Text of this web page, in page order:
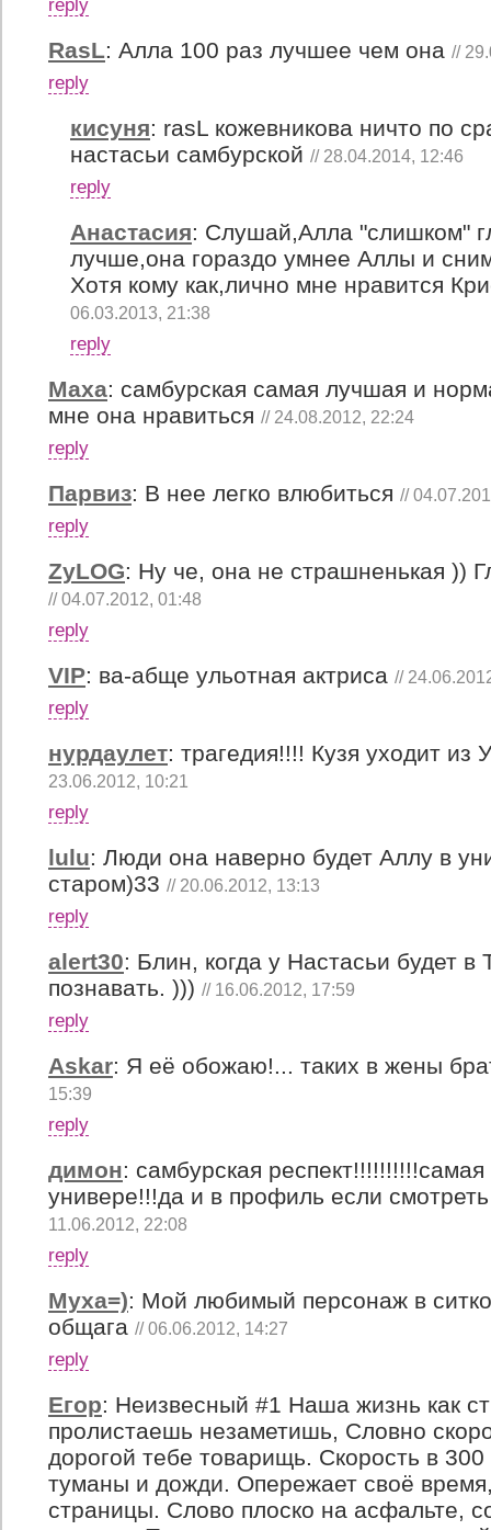
reply
RasL: Алла 100 раз лучшее чем она //
reply
кисуня: rasL кожевникова ничто по
настасьи самбурской // 28.04.2014, 12:46
reply
Анастасия: Слушай,Алла "слишком"
лучше,она гораздо умнее Аллы и
Хотя кому как,лично мне нравится
06.03.2013, 21:38
reply
Маха: самбурская самая лучшая и
мне она нравиться // 24.08.2012, 22:24
reply
Парвиз: В нее легко влюбиться //
reply
ZyLOG: Ну че, она не страшненькая ))
// 04.07.2012, 01:48
reply
VIP: ва-абще ульотная актриса //
reply
нурдаулет: трагедия!!!! Кузя уходит из
23.06.2012, 10:21
reply
lulu: Люди она наверно будет Аллу в
старом)33 // 20.06.2012, 13:13
reply
alert30: Блин, когда у Настасьи будет в
познавать. ))) // 16.06.2012, 17:59
reply
Askar: Я её обожаю!... таких в жены
15:39
reply
димон: самбурская
универе!!!да и в профиль если
11.06.2012, 22:08
reply
Муха=): Мой любимый персонаж в
общага // 06.06.2012, 14:27
reply
Егор: Неизвесный #1 Наша жизнь как
пролистаешь незаметишь, Словно
дорогой тебе товарищь. Скорость в
туманы и дожди. Опережает своё
страницы. Слово плоско на асфальте,